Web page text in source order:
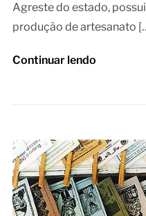
Agreste do estado,
produção de artesanato
Continuar lendo